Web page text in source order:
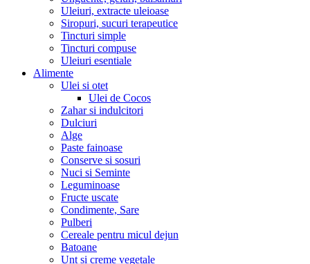
Uleiuri, extracte uleioase
Siropuri, sucuri terapeutice
Tincturi simple
Tincturi compuse
Uleiuri esentiale
Alimente
Ulei si otet
Ulei de Cocos
Zahar si indulcitori
Dulciuri
Alge
Paste fainoase
Conserve si sosuri
Nuci si Seminte
Leguminoase
Fructe uscate
Condimente, Sare
Pulberi
Cereale pentru micul dejun
Batoane
Unt si creme vegetale